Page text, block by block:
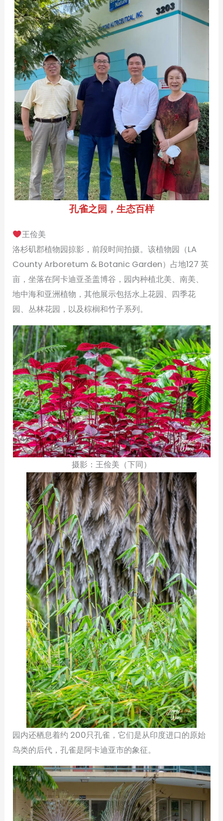
孔雀之园，生态百样
王俭美
洛杉矶郡植物园掠影，前段时间拍摄。该植物园（LA
County Arboretum & Botanic Garden）占地127 英
亩，坐落在阿卡迪亚圣盖博谷，园内种植北美、南美、
地中海和亚洲植物，其他展示包括水上花园、四季花
园、丛林花园，以及棕榈和竹子系列。
摄影：王俭美（下同）
园内还栖息着约 200只孔雀，它们是从印度进口的原始
鸟类的后代，孔雀是阿卡迪亚市的象征。